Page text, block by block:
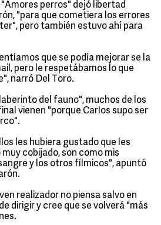
"Amores perros" dejó libertad
"para que cometiera los errores
pero también estuvo ahí para
que se podía mejorar se la
pero le respetábamos lo que
narró Del Toro.
del fauno", muchos de los
vienen "porque Carlos supo ser
les hubiera gustado que les
cobijado, son como mis
y los otros fílmicos", apuntó
realizador no piensa salvo en
dirigir y cree que se volverá "más